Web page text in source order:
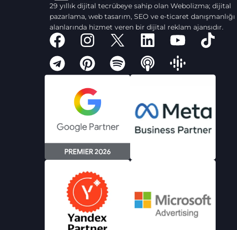
29 yıllık dijital tecrübeye sahip olan Webolizma; dijital
pazarlama, web tasarım, SEO ve e-ticaret danışmanlığı
alanlarında hizmet veren bir dijital reklam ajansıdır.